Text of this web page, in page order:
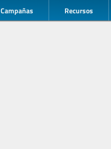
Campañas Recursos